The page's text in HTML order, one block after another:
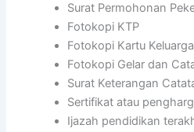
Surat Permohonan
Fotokopi KTP
Fotokopi Kartu
Fotokopi Gelar dan
Surat Keterangan
Sertifikat atau
Ijazah pendidikan